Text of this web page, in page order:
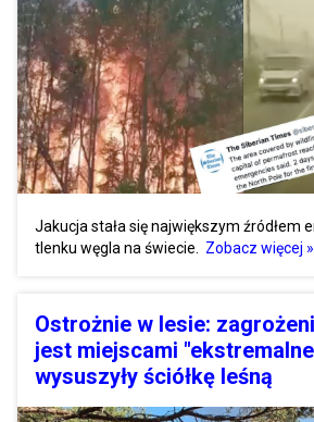
Jakucja stała się największym źródłem
tlenku węgla na świecie.
Zobacz więcej »
Ostrożnie w lesie:
jest miejscami
wysuszyły ściółkę leśną